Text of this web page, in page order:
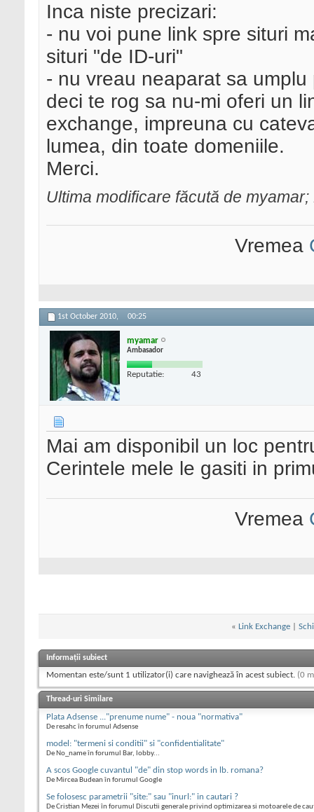
Inca niste precizari:
- nu voi pune link spre situri
situri "de ID-uri"
- nu vreau neaparat sa
deci te rog sa nu-mi oferi un
exchange, impreuna cu
lumea, din toate domeniile.
Merci.
Ultima modificare făcută de
Vremea
1st October 2010, 00:25
myamar
Ambasador
Reputatie: 43
Mai am disponibil un loc
Cerintele mele le gasiti in
Vremea
« Link Exchange|
Informații subiect
Momentan este/sunt 1 utilizator(i) care navighează în acest subiect. (0
Thread-uri Similare
Plata Adsense ..."prenume nume" - noua "normativa"
De resahc în forumul Adsense
model: "termeni si conditii" si "confidentialitate"
De No_name în forumul Bar, lobby...
A scos Google cuvantul "de" din stop words in lb. romana?
De Mircea Budean în forumul Google
Se folosesc parametrii "site:" sau "inurl:" in cautari ?
De Cristian Mezei în forumul Discutii generale privind optimizarea si motoarele de